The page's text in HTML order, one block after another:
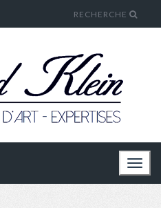
RECHERCHE